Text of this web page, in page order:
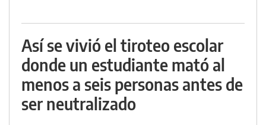
Así se vivió el tiroteo escolar
donde un estudiante mató al
menos a seis personas antes de
ser neutralizado